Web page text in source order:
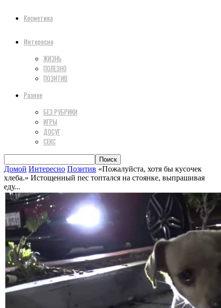
Косметика
Интересно
ЖИЗНЬ
ПОЛЕЗНО
ПОЗИТИВ
Разное
БЕЗ РУБРИКИ
ИГРЫ
ДОСУГ
СЕКС
Домой Интересно Позитив «Пожалуйста, хотя бы кусочек
хлеба.» Истощенный пес топтался на стоянке, выпрашивая
еду...